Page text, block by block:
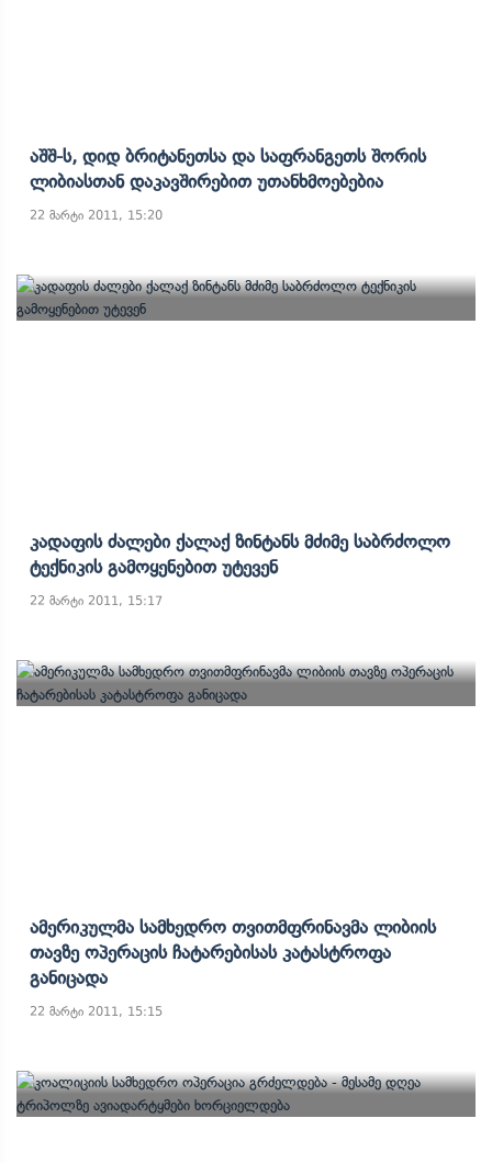
Აშშ-Ს, Დიდ Ბრიტანეთსა Და Საფრანგეთს Შორის
Ლიბიასთან Დაკავშირებით Უთანხმოებებია
22 მარტი 2011, 15:20
Კადაფის Ძალები Ქალაქ Ზინტანს Მძიმე Საბრძოლო
Ტექნიკის Გამოყენებით Უტევენ
22 მარტი 2011, 15:17
Ამერიკულმა Სამხედრო Თვითმფრინავმა Ლიბიის
Თავზე Ოპერაცის Ჩატარებისას Კატასტროფა
Განიცადა
22 მარტი 2011, 15:15